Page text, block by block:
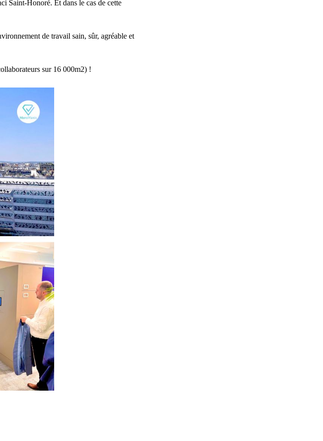
Saint-Honoré. Et dans le cas de cette
de travail sain, sûr, agréable et
sur 16 000m2) !